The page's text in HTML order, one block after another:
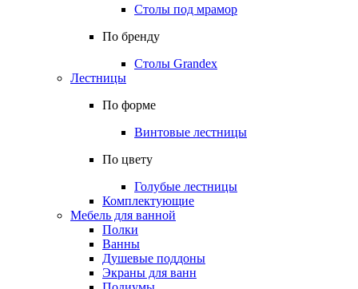
Столы под мрамор
По бренду
Столы Grandex
Лестницы
По форме
Винтовые лестницы
По цвету
Голубые лестницы
Комплектующие
Мебель для ванной
Полки
Ванны
Душевые поддоны
Экраны для ванн